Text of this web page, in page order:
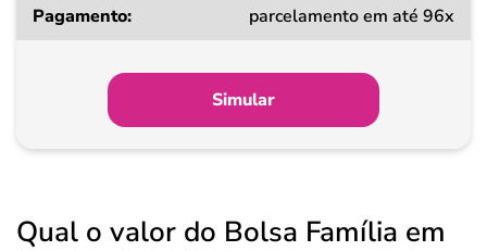
parcelamento em até 96x
Simular
Qual o valor do Bolsa Família em